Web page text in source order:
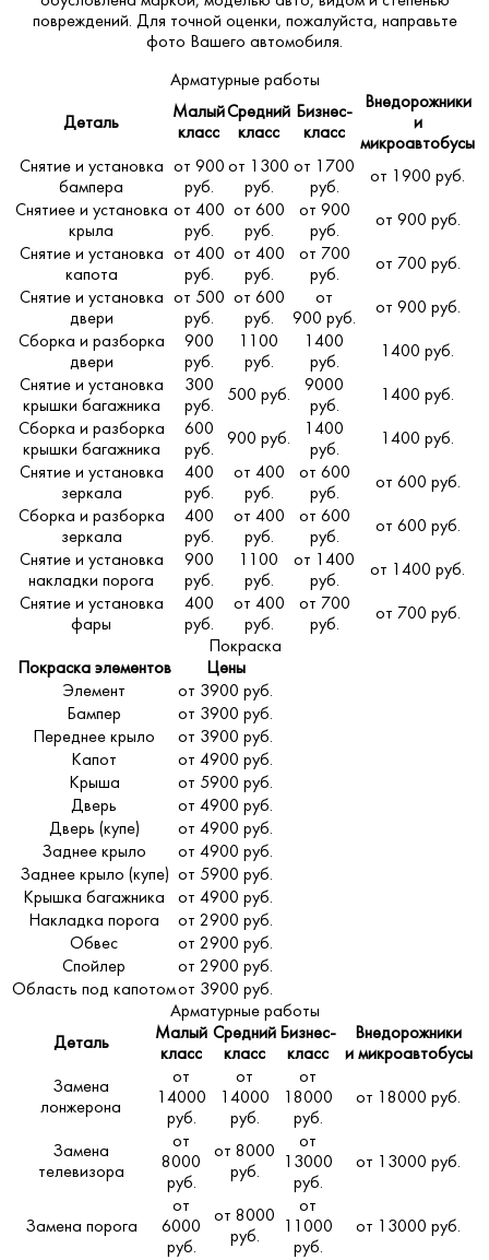
повреждений. Для точной оценки, пожалуйста, направьте
фото Вашего автомобиля.
Арматурные работы
Деталь
Малый
класс
Средний
класс
Бизнес-
класс
Внедорожники
и
микроавтобусы
Снятие и установка
бампера
от 900
руб.
от 1300
руб.
от 1700
руб.
от 1900 руб.
Снятиее и установка
крыла
от 400
руб.
от 600
руб.
от 900
руб.
от 900 руб.
Снятие и установка
капота
от 400
руб.
от 400
руб.
от 700
руб.
от 700 руб.
Снятие и установка
двери
от 500
руб.
от 600
руб.
от
900 руб.
от 900 руб.
Сборка и разборка
двери
900
руб.
1100
руб.
1400
руб.
1400 руб.
Снятие и установка
крышки багажника
300
руб.
500 руб.
9000
руб.
1400 руб.
Сборка и разборка
крышки багажника
600
руб.
900 руб.
1400
руб.
1400 руб.
Снятие и установка
зеркала
400
руб.
от 400
руб.
от 600
руб.
от 600 руб.
Сборка и разборка
зеркала
400
руб.
от 400
руб.
от 600
руб.
от 600 руб.
Снятие и установка
накладки порога
900
руб.
1100
руб.
от 1400
руб.
от 1400 руб.
Снятие и установка
фары
400
руб.
от 400
руб.
от 700
руб.
от 700 руб.
Покраска
Покраска элементов
Цены
Элемент
от 3900 руб.
Бампер
от 3900 руб.
Переднее крыло
от 3900 руб.
Капот
от 4900 руб.
Крыша
от 5900 руб.
Дверь
от 4900 руб.
Дверь (купе)
от 4900 руб.
Заднее крыло
от 4900 руб.
Заднее крыло (купе) от 5900 руб.
Крышка багажника
от 4900 руб.
Накладка порога
от 2900 руб.
Обвес
от 2900 руб.
Спойлер
от 2900 руб.
Область под капотомот 3900 руб.
Арматурные работы
Деталь
Малый
класс
Средний
класс
Бизнес-
класс
Внедорожники
и микроавтобусы
Замена
лонжерона
от
14000
руб.
от
14000
руб.
от
18000
руб.
от 18000 руб.
Замена
телевизора
от
8000
руб.
от 8000
руб.
от
13000
руб.
от 13000 руб.
Замена порога
от
6000
руб.
от 8000
руб.
от
11000
руб.
от 13000 руб.